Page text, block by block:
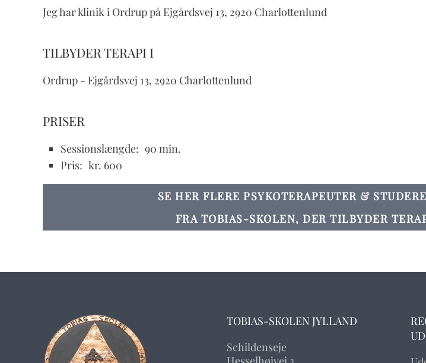
Jeg har klinik i Ordrup på Ejgårdsvej 13, 2920 Charlottenlund
TILBYDER TERAPI I
Ordrup - Ejgårdsvej 13, 2920 Charlottenlund
PRISER
Sessionslængde: 90 min.
Pris: kr. 600
SE HER FLERE PSYKOTERAPEUTER &
FRA TOBIAS-SKOLEN, DER TILBYDER
TOBIAS-SKOLEN JYLLAND
Schildenseje